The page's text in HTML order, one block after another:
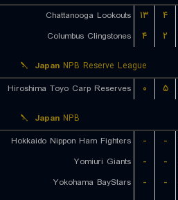
Chattanooga Lookouts
۱۳ ۴
Columbus Clingstones
۴ ۲
Japan NPB Reserve League
Hiroshima Toyo Carp Reserves
۰ ۵
Japan NPB
Hokkaido Nippon Ham Fighters
- -
Yomiuri Giants
- -
Yokohama BayStars
- -